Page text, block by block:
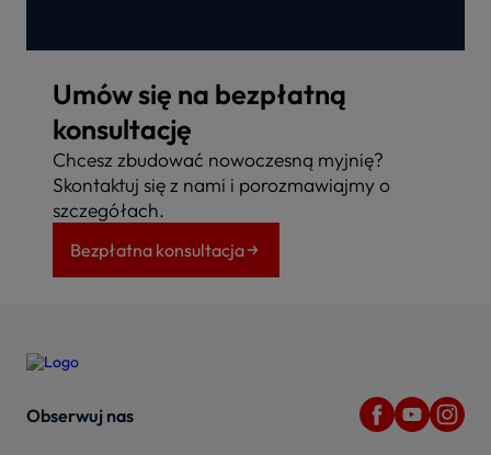
Umów się na bezpłatną
konsultację
Chcesz zbudować nowoczesną myjnię?
Skontaktuj się z nami i porozmawiajmy o
szczegółach.
Bezpłatna konsultacja
Obserwuj nas